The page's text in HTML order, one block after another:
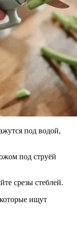
под водой,
под струёй
срезы стеблей.
ищут